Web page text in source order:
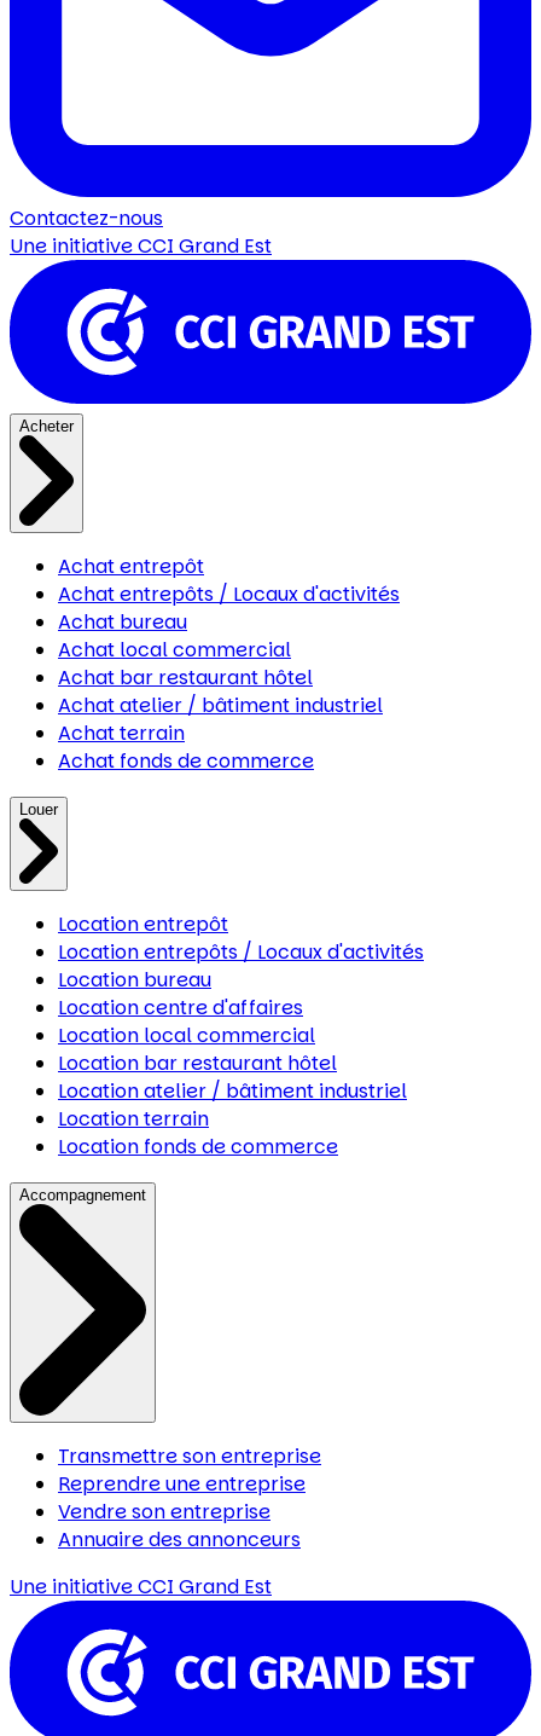
Contactez-nous
Une initiativeCCI Grand Est
Acheter
Achat entrepôt
Achat entrepôts / Locaux d'activités
Achat bureau
Achat local commercial
Achat bar restaurant hôtel
Achat atelier / bâtiment industriel
Achat terrain
Achat fonds de commerce
Louer
Location entrepôt
Location entrepôts / Locaux d'activités
Location bureau
Location centre d'affaires
Location local commercial
Location bar restaurant hôtel
Location atelier / bâtiment industriel
Location terrain
Location fonds de commerce
Accompagnement
Transmettre son entreprise
Reprendre une entreprise
Vendre son entreprise
Annuaire des annonceurs
Une initiativeCCI Grand Est